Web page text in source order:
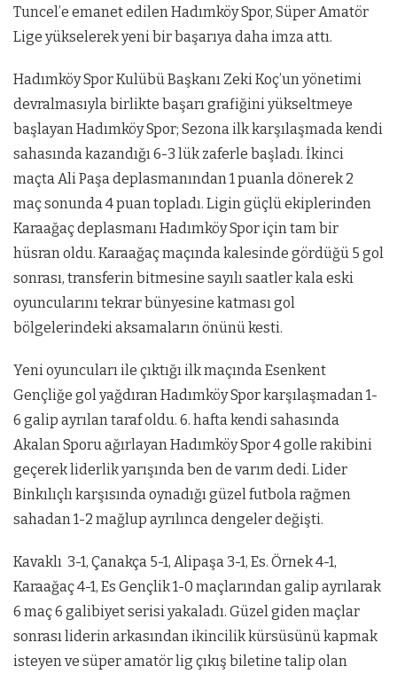
Tuncel’e emanet edilen Hadımköy Spor, Süper Amatör
Lige yükselerek yeni bir başarıya daha imza attı.
Hadımköy Spor Kulübü Başkanı Zeki Koç’un yönetimi
devralmasıyla birlikte başarı grafiğini yükseltmeye
başlayan Hadımköy Spor; Sezona ilk karşılaşmada kendi
sahasında kazandığı 6-3 lük zaferle başladı. İkinci
maçta Ali Paşa deplasmanından 1 puanla dönerek 2
maç sonunda 4 puan topladı. Ligin güçlü ekiplerinden
Karaağaç deplasmanı Hadımköy Spor için tam bir
hüsran oldu. Karaağaç maçında kalesinde gördüğü 5 gol
sonrası, transferin bitmesine sayılı saatler kala eski
oyuncularını tekrar bünyesine katması gol
bölgelerindeki aksamaların önünü kesti.
Yeni oyuncuları ile çıktığı ilk maçında Esenkent
Gençliğe gol yağdıran Hadımköy Spor karşılaşmadan 1-
6 galip ayrılan taraf oldu. 6. hafta kendi sahasında
Akalan Sporu ağırlayan Hadımköy Spor 4 golle rakibini
geçerek liderlik yarışında ben de varım dedi. Lider
Binkılıçlı karşısında oynadığı güzel futbola rağmen
sahadan 1-2 mağlup ayrılınca dengeler değişti.
Kavaklı 3-1, Çanakça 5-1, Alipaşa 3-1, Es. Örnek 4-1,
Karaağaç 4-1, Es Gençlik 1-0 maçlarından galip ayrılarak
6 maç 6 galibiyet serisi yakaladı. Güzel giden maçlar
sonrası liderin arkasından ikincilik kürsüsünü kapmak
isteyen ve süper amatör lig çıkış biletine talip olan